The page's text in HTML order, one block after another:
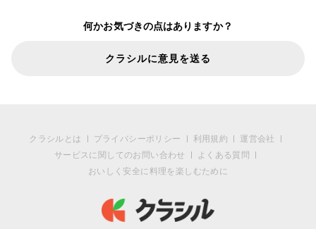
何かお気づきの点はありますか？
クラシルに意見を送る
クラシルとは プライバシーポリシー 利用規約
運営会社
サービスに関してのお問い合わせ
よくある質問
おいしく安全に料理を楽しむために